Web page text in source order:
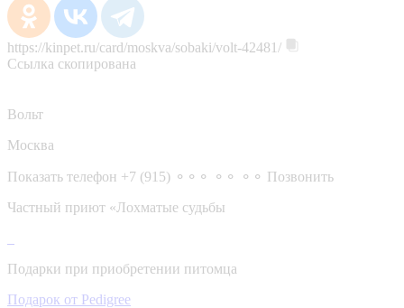
https://kinpet.ru/card/moskva/sobaki/volt-42481/
Ссылка скопирована
Вольт
Москва
Показать телефон +7 (915) ⚬⚬⚬ ⚬⚬ ⚬⚬ Позвонить
Частный приют «Лохматые судьбы
Подарки при приобретении питомца
Подарок от Pedigree